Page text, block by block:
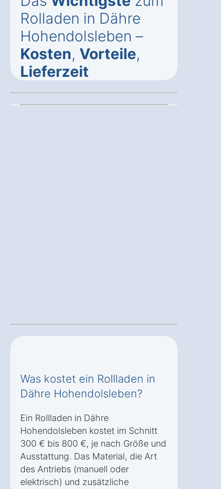
Rolladen in Dähre
Hohendolsleben –
Kosten, Vorteile,
Lieferzeit
Was kostet ein Rollladen in
Dähre Hohendolsleben?
Ein Rollladen in Dähre
Hohendolsleben kostet im Schnitt
300 € bis 800 €, je nach Größe und
Ausstattung. Das Material, die Art
des Antriebs (manuell oder
elektrisch) und zusätzliche